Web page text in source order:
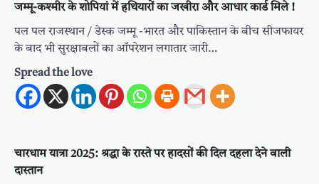
जम्मू-कश्मीर के शोपियां में हथियारों का जखीरा और आधार कार्ड मिले !
पल पल राजस्थान / डेस्क जम्मू -भारत और पाकिस्तान के बीच सीजफायर
के बाद भी सुरक्षाबलों का ऑपरेशन लगातार जारी…
Spread the love
चारधाम यात्रा 2025: श्रद्धा के रास्ते पर हादसों की दिल दहला देने वाली
दास्तान